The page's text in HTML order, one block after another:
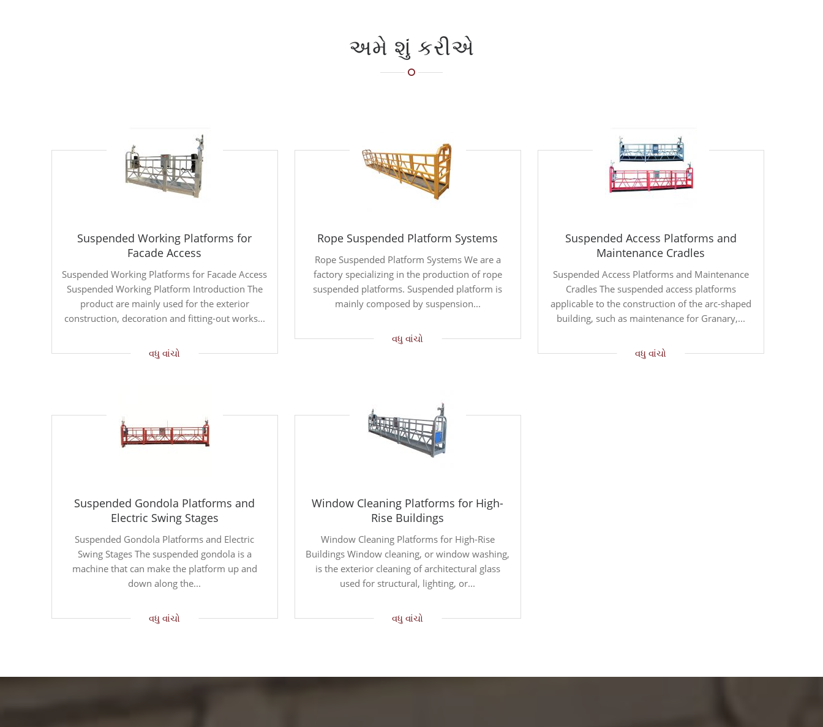
અમે શું કરીએ
Suspended Working Platforms for
Facade Access
Suspended Working Platforms for Facade Access
Suspended Working Platform Introduction The
product are mainly used for the exterior
construction, decoration and fitting-out works...
વધુ વાંચો
Rope Suspended Platform Systems
Rope Suspended Platform Systems We are a
factory specializing in the production of rope
suspended platforms. Suspended platform is
mainly composed by suspension...
વધુ વાંચો
Suspended Access Platforms and
Maintenance Cradles
Suspended Access Platforms and Maintenance
Cradles The suspended access platforms
applicable to the construction of the arc-shaped
building, such as maintenance for Granary,...
વધુ વાંચો
Suspended Gondola Platforms and
Electric Swing Stages
Suspended Gondola Platforms and Electric
Swing Stages The suspended gondola is a
machine that can make the platform up and
down along the...
વધુ વાંચો
Window Cleaning Platforms for High-
Rise Buildings
Window Cleaning Platforms for High-Rise
Buildings Window cleaning, or window washing,
is the exterior cleaning of architectural glass
used for structural, lighting, or...
વધુ વાંચો